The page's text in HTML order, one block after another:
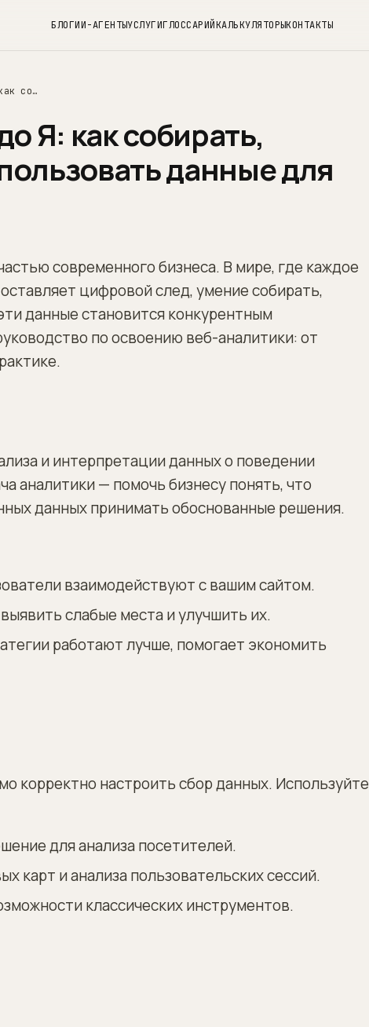
БЛОГИИ-АГЕНТЫУСЛУГИГЛОССАРИЙКАЛЬКУЛЯТОРЫКОНТАКТЫ
Веб-аналитика от А до Я: как собирать, анализировать и использовать данные для роста бизнеса
Я: как собирать,
данные для
современного бизнеса. В мире, где каждое
цифровой след, умение собирать,
данные становится конкурентным
по освоению веб-аналитики: от
и интерпретации данных о поведении
аналитики — помочь бизнесу понять, что
данных принимать обоснованные решения.
взаимодействуют с вашим сайтом.
слабые места и улучшить их.
работают лучше, помогает экономить
корректно настроить сбор данных. Используйте
для анализа посетителей.
карт и анализа пользовательских сессий.
классических инструментов.